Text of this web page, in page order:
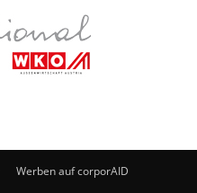
Werben auf corporAID